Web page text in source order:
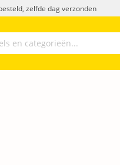
zelfde dag verzonden